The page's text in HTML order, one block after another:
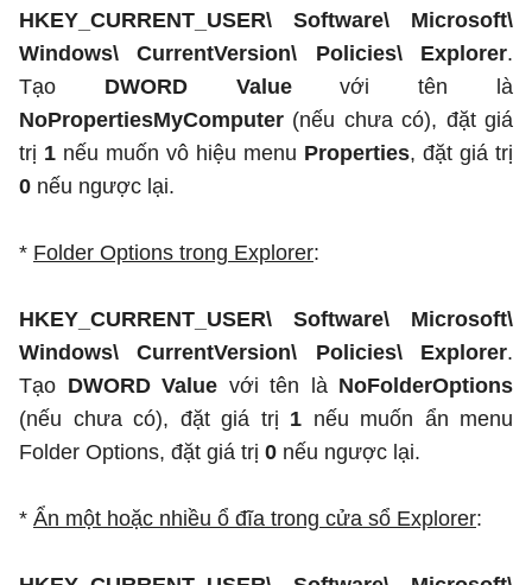
HKEY_CURRENT_USER\ Software\ Microsoft\
Windows\ CurrentVersion\ Policies\ Explorer.
Tạo DWORD Valuevới tên là
NoPropertiesMyComputer (nếu chưa có), đặt giá
trị 1 nếu muốn vô hiệu menu Properties, đặt giá trị
0 nếu ngược lại.
* Folder Options trong Explorer:
HKEY_CURRENT_USER\ Software\ Microsoft\
Windows\ CurrentVersion\ Policies\ Explorer.
Tạo DWORD Value với tên là NoFolderOptions
(nếu chưa có), đặt giá trị 1 nếu muốn ẩn menu
Folder Options, đặt giá trị 0 nếu ngược lại.
* Ẩn một hoặc nhiều ổ đĩa trong cửa sổ Explorer: